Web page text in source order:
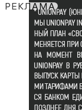
РЕКЛАМА